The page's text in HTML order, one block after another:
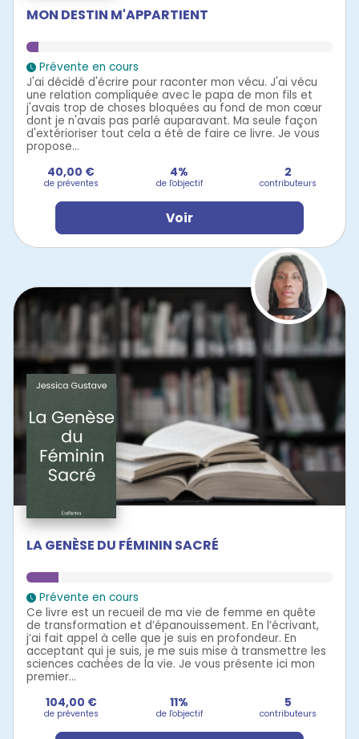
MON DESTIN M'APPARTIENT
Prévente en cours
J'ai décidé d'écrire pour raconter mon vécu. J'ai vécu
une relation compliquée avec le papa de mon fils et
j'avais trop de choses bloquées au fond de mon cœur
dont je n'avais pas parlé auparavant. Ma seule façon
d'extérioriser tout cela a été de faire ce livre. Je vous
propose...
40,00 €
de préventes
4%
de l'objectif
2
contributeurs
Voir
LA GENÈSE DU FÉMININ SACRÉ
Prévente en cours
Ce livre est un recueil de ma vie de femme en quête
de transformation et d’épanouissement. En l’écrivant,
j’ai fait appel à celle que je suis en profondeur. En
acceptant qui je suis, je me suis mise à transmettre les
sciences cachées de la vie. Je vous présente ici mon
premier...
104,00 €
de préventes
11%
de l'objectif
5
contributeurs